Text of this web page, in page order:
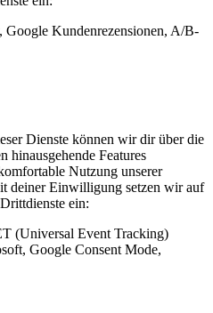
Kundenrezensionen, A/B-
Dienste können wir dir über die
hinausgehende Features
Nutzung unserer
deiner Einwilligung setzen wir auf
ein:
(Universal Event Tracking)
Google Consent Mode,